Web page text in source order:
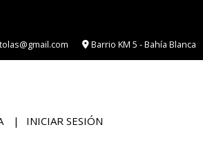
Barrio KM 5 - Bahía Blanca
INICIAR SESIÓN